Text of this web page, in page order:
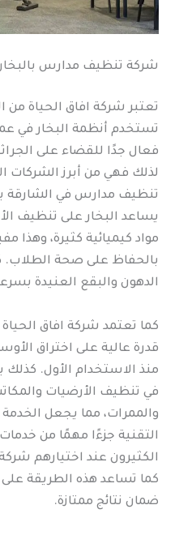
شركة تنظيف مدارس
تعتبر شركة افاق الحياة من
تستخدم أنظمة البخار في
فعال جدًا للقضاء على
لذلك فهي من أبرز الشركات
تنظيف مدارس في الشارقة
يساعد البخار على تنظيف
مواد كيميائية كثيرة، وهذا
بالحفاظ على صحة الطلاب.
الدهون والبقع العنيدة
كما تعتمد شركة افاق
قدرة عالية على اختراق
منذ الاستخدام الأول.
في تنظيف الأرضيات
والممرات، مما يجعل
التقنية جزءًا مهمًا من
الكثيرون عند اختيارهم
كما تساعد هذه الطريقة على
ضمان نتائج ممتازة.